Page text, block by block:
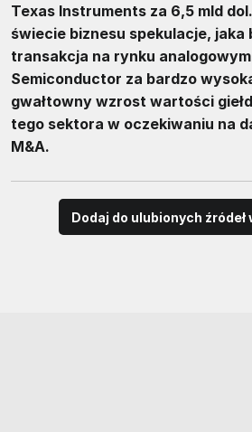
Texas Instruments za 6,5 mld
świecie biznesu spekulacje, jaka
transakcja na rynku
Semiconductor za bardzo
gwałtowny wzrost wartości
tego sektora w oczekiwaniu na
M&A.
Dodaj do ulubionych źródeł